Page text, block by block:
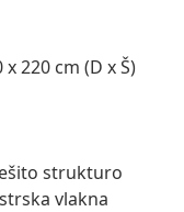
220 cm (D x Š)
strukturo
vlakna